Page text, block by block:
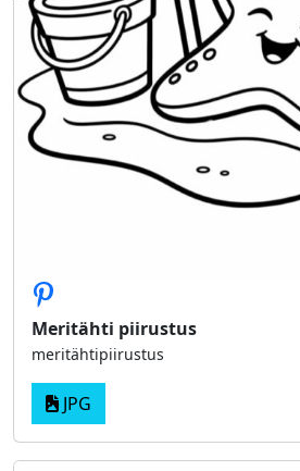
Meritähti piirustus
meritähtipiirustus
JPG